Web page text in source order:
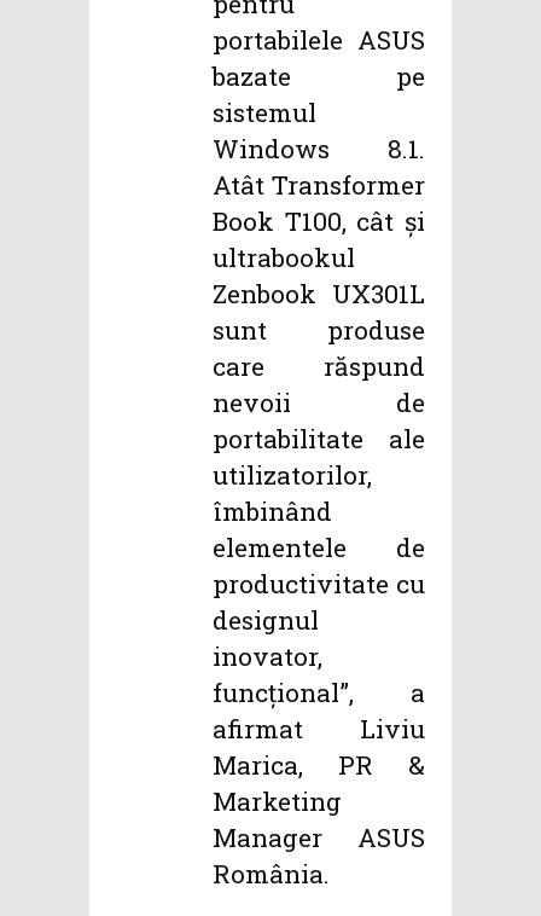
portabilele ASUS
bazate pe
sistemul
Windows 8.1.
Atât Transformer
Book T100, cât și
ultrabookul
Zenbook UX301L
sunt produse
care răspund
nevoii de
portabilitate ale
utilizatorilor,
îmbinând
elementele de
productivitate cu
designul
inovator,
funcțional”, a
afirmat Liviu
Marica, PR &
Marketing
Manager ASUS
România.